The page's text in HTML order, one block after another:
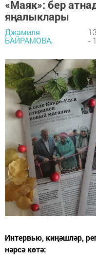
«Маяк»: бер
яңалыклары
Джамиля
БАЙРАМОВА,
-
Интервью, киңәшләр,
нәрсә көтә: